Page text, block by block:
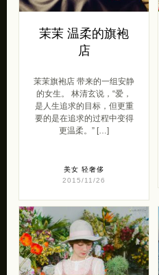
茉茉 温柔的旗袍
店
茉茉旗袍店 带来的一组安静
的女生。 林清玄说，“爱，
是人生追求的目标，但更重
要的是在追求的过程中变得
更温柔。” […]
美女 轻奢侈
2015/11/26